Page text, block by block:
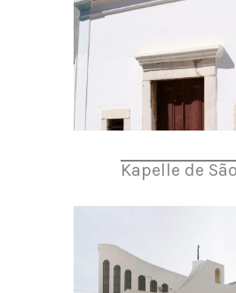
Kapelle de